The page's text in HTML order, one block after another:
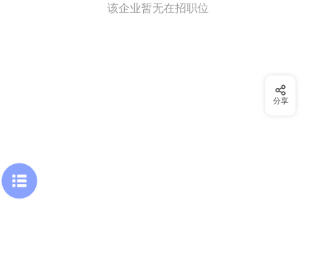
该企业暂无在招职位
分享